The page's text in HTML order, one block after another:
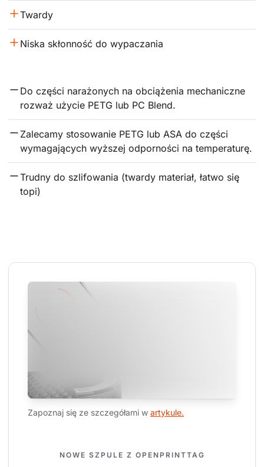
Twardy
Niska skłonność do wypaczania
Do części narażonych na obciążenia mechaniczne
rozważ użycie PETG lub PC Blend.
Zalecamy stosowanie PETG lub ASA do części
wymagających wyższej odporności na temperaturę.
Trudny do szlifowania (twardy materiał, łatwo się
topi)
Zapoznaj się ze szczegółami w artykule.
NOWE SZPULE Z OPENPRINTTAG